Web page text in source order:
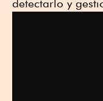
detectarlo y